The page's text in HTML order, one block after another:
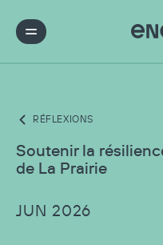
RÉFLEXIONS
Soutenir la
de La Prairie
JUN 2026